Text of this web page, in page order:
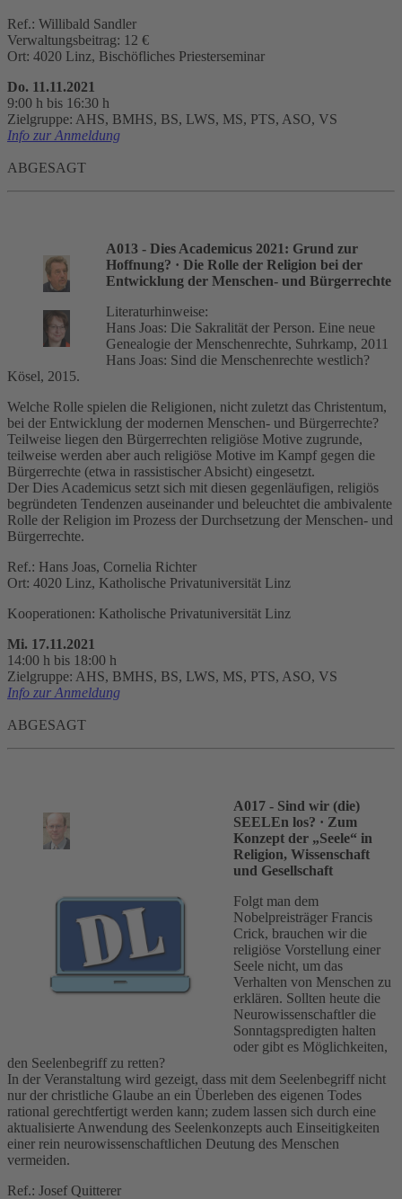
Ref.: Willibald Sandler
Verwaltungsbeitrag: 12 €
Ort: 4020 Linz, Bischöfliches Priesterseminar
Do. 11.11.2021
9:00 h bis 16:30 h
Zielgruppe: AHS, BMHS, BS, LWS, MS, PTS, ASO, VS
Info zur Anmeldung
ABGESAGT
A013 - Dies Academicus 2021: Grund zur
Hoffnung? · Die Rolle der Religion bei der
Entwicklung der Menschen- und Bürgerrechte
Literaturhinweise:
Hans Joas: Die Sakralität der Person. Eine neue
Genealogie der Menschenrechte, Suhrkamp, 2011
Hans Joas: Sind die Menschenrechte westlich?
Kösel, 2015.
Welche Rolle spielen die Religionen, nicht zuletzt das Christentum,
bei der Entwicklung der modernen Menschen- und Bürgerrechte?
Teilweise liegen den Bürgerrechten religiöse Motive zugrunde,
teilweise werden aber auch religiöse Motive im Kampf gegen die
Bürgerrechte (etwa in rassistischer Absicht) eingesetzt.
Der Dies Academicus setzt sich mit diesen gegenläufigen, religiös
begründeten Tendenzen auseinander und beleuchtet die ambivalente
Rolle der Religion im Prozess der Durchsetzung der Menschen- und
Bürgerrechte.
Ref.: Hans Joas, Cornelia Richter
Ort: 4020 Linz, Katholische Privatuniversität Linz
Kooperationen: Katholische Privatuniversität Linz
Mi. 17.11.2021
14:00 h bis 18:00 h
Zielgruppe: AHS, BMHS, BS, LWS, MS, PTS, ASO, VS
Info zur Anmeldung
ABGESAGT
A017 - Sind wir (die)
SEELEn los? · Zum
Konzept der „Seele“ in
Religion, Wissenschaft
und Gesellschaft
Folgt man dem
Nobelpreisträger Francis
Crick, brauchen wir die
religiöse Vorstellung einer
Seele nicht, um das
Verhalten von Menschen zu
erklären. Sollten heute die
Neurowissenschaftler die
Sonntagspredigten halten
oder gibt es Möglichkeiten,
den Seelenbegriff zu retten?
In der Veranstaltung wird gezeigt, dass mit dem Seelenbegriff nicht
nur der christliche Glaube an ein Überleben des eigenen Todes
rational gerechtfertigt werden kann; zudem lassen sich durch eine
aktualisierte Anwendung des Seelenkonzepts auch Einseitigkeiten
einer rein neurowissenschaftlichen Deutung des Menschen
vermeiden.
Ref.: Josef Quitterer